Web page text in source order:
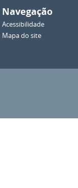
Navegação
Acessibilidade
Mapa do site